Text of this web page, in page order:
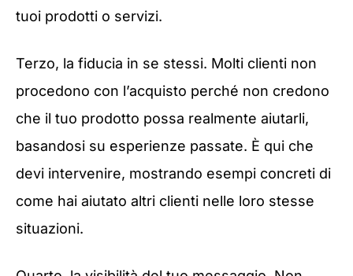
tuoi prodotti o servizi.
Terzo, la fiducia in se stessi. Molti clienti non
procedono con l’acquisto perché non credono
che il tuo prodotto possa realmente aiutarli,
basandosi su esperienze passate. È qui che
devi intervenire, mostrando esempi concreti di
come hai aiutato altri clienti nelle loro stesse
situazioni.